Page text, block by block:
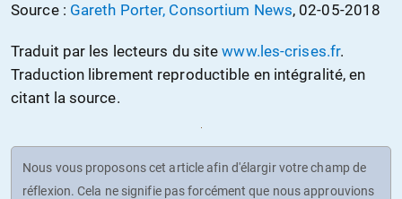
Source : Gareth Porter, Consortium News, 02-05-2018
Traduit par les lecteurs du sitewww.les-crises.fr.
Traduction librement reproductible en intégralité, en
citant la source.
Nous vous proposons cet article afin d'élargir votre champ de
réflexion. Cela ne signifie pas forcément que nous approuvions